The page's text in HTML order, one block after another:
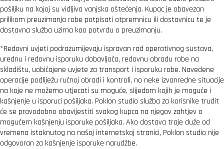
pošiljku na kojoj su vidljiva vanjska oštećenja. Kupac je obavezan
prilikom preuzimanja robe potpisati otpremnicu ili dostavnicu te je
dostavna služba uzima kao potvrdu o preuzimanju.
*Redovni uvjeti podrazumijevaju ispravan rad operativnog sustava,
urednu i redovnu isporuku dobavljača, redovnu obradu robe na
skladištu, uobičajene uvjete za transport i isporuku robe. Navedene
operacije podliježu ručnoj obradi i kontroli, no neke izvanredne situacije
na koje ne možemo utjecati su moguće, slijedom kojih je moguće i
kašnjenje u isporuci pošiljaka. Poklon studio služba za korisnike trudit
će se pravodobno obavijestiti svakog kupca na njegov zahtjev o
mogućem kašnjenju isporuke pošiljaka. Ako dostava traje duže od
vremena istaknutog na našoj internetskoj stranici, Poklon studio nije
odgovoran za kašnjenje isporuke narudžbe.